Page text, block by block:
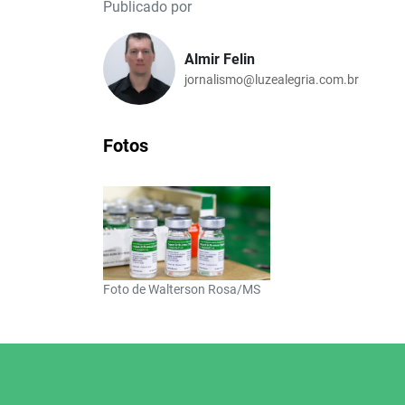
Publicado por
Almir Felin
jornalismo@luzealegria.com.br
Fotos
Foto de Walterson Rosa/MS